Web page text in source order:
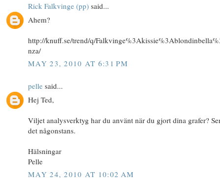
Rick Falkvinge (pp) said...
Ahem?
http://knuff.se/trend/q/
nza/
MAY 23, 2010 AT 6:31 PM
pelle said...
Hej Ted,
Viljet analysverktyg har du använt när du gjort dina grafer?
det någonstans.
Hälsningar
Pelle
MAY 24, 2010 AT 10:02 AM